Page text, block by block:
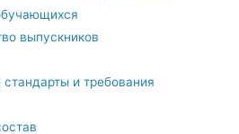
выпускников
и требования